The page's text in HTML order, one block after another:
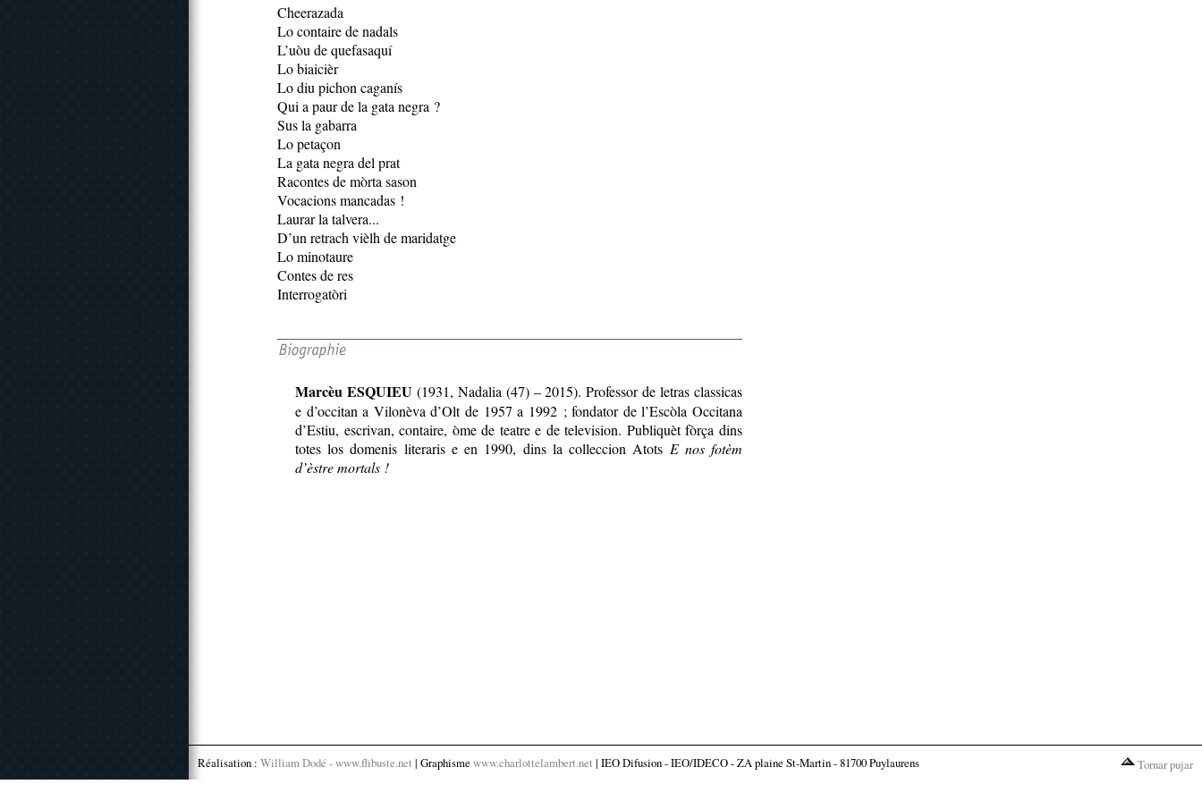
Cheerazada
Lo contaire de nadals
L’uòu de quefasaquí
Lo biaicièr
Lo diu pichon caganís
Qui a paur de la gata negra ?
Sus la gabarra
Lo petaçon
La gata negra del prat
Racontes de mòrta sason
Vocacions mancadas !
Laurar la talvera...
D’un retrach vièlh de maridatge
Lo minotaure
Contes de res
Interrogatòri
Marcèu ESQUIEU(1931, Nadalia (47) – 2015). Professor de letras classicas
e d’occitan a Vilonèva d’Olt de 1957 a 1992 ; fondator de l’Escòla Occitana
d’Estiu, escrivan, contaire, òme de teatre e de television. Publiquèt fòrça dins
totes los domenis literaris e en 1990, dins la colleccion Atots E nos fotèm
d’èstre mortals !
Réalisation : William Dodé - www.flibuste.net | Graphisme www.charlottelambert.net | IEO Difusion - IEO/IDECO - ZA plaine St-Martin - 81700 Puylaurens Tornar pujar